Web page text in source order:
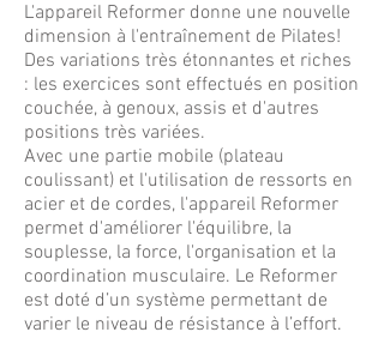
L'appareil Reformer donne une nouvelle
dimension à l'entraînement de Pilates!
Des variations très étonnantes et riches
: les exercices sont effectués en position
couchée, à genoux, assis et d'autres
positions très variées.
Avec une partie mobile (plateau
coulissant) et l'utilisation de ressorts en
acier et de cordes, l'appareil Reformer
permet d'améliorer l'équilibre, la
souplesse, la force, l'organisation et la
coordination musculaire. Le Reformer
est doté d’un système permettant de
varier le niveau de résistance à l’effort.